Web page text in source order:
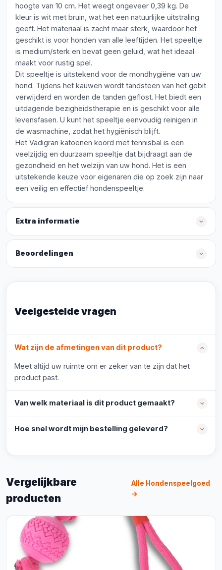
hoogte van 10 cm. Het weegt ongeveer 0,39 kg. De
kleur is wit met bruin, wat het een natuurlijke uitstraling
geeft. Het materiaal is zacht maar sterk, waardoor het
geschikt is voor honden van alle leeftijden. Het speeltje
is medium/sterk en bevat geen geluid, wat het ideaal
maakt voor rustig spel.
Dit speeltje is uitstekend voor de mondhygiëne van uw
hond. Tijdens het kauwen wordt tandsteen van het gebit
verwijderd en worden de tanden geflost. Het biedt een
uitdagende bezigheidstherapie en is geschikt voor alle
levensfasen. U kunt het speeltje eenvoudig reinigen in
de wasmachine, zodat het hygiënisch blijft.
Het Vadigran katoenen koord met tennisbal is een
veelzijdig en duurzaam speeltje dat bijdraagt aan de
gezondheid en het welzijn van uw hond. Het is een
uitstekende keuze voor eigenaren die op zoek zijn naar
een veilig en effectief hondenspeeltje.
Extra informatie
Beoordelingen
Veelgestelde vragen
Wat zijn de afmetingen van dit product?
Meet altijd uw ruimte om er zeker van te zijn dat het
product past.
Van welk materiaal is dit product gemaakt?
Hoe snel wordt mijn bestelling geleverd?
Vergelijkbare
producten
Alle Hondenspeelgoed
→